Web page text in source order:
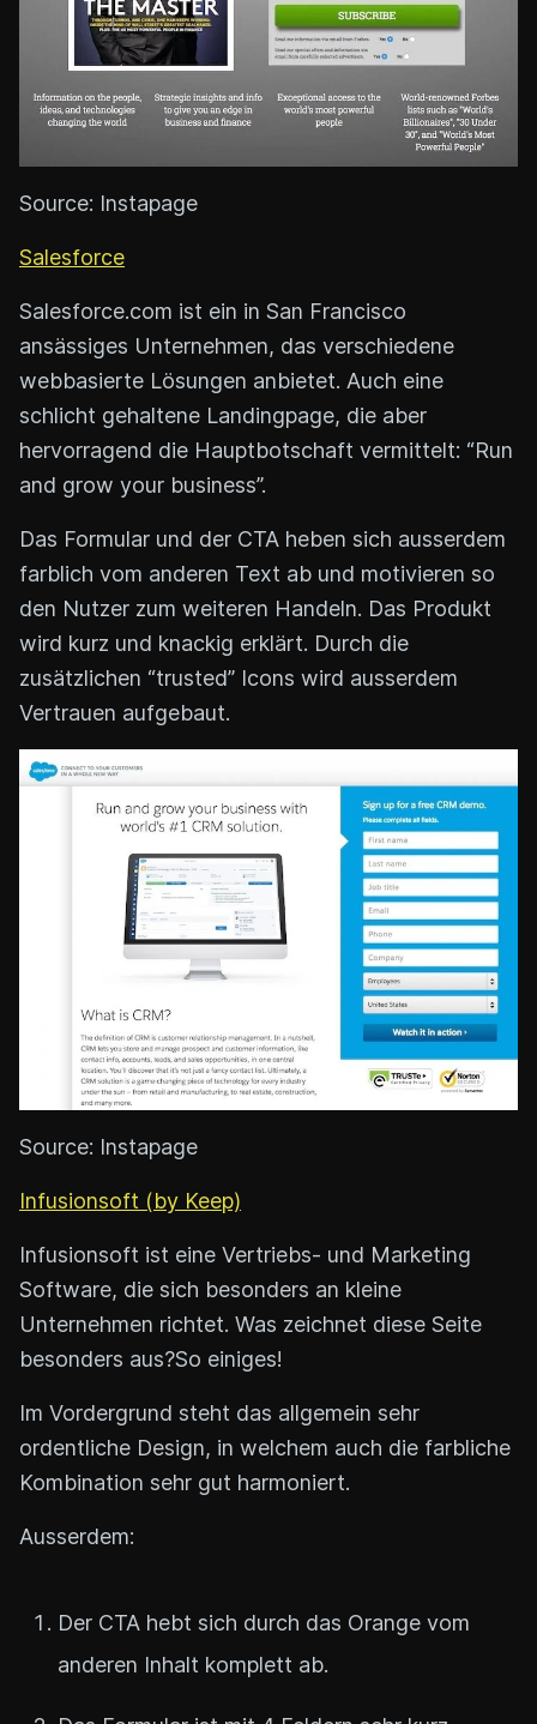
Source: Instapage
Salesforce
Salesforce.com ist ein in San Francisco
ansässiges Unternehmen, das verschiedene
webbasierte Lösungen anbietet. Auch eine
schlicht gehaltene Landingpage, die aber
hervorragend die Hauptbotschaft vermittelt: “Run
and grow your business”.
Das Formular und der CTA heben sich ausserdem
farblich vom anderen Text ab und motivieren so
den Nutzer zum weiteren Handeln. Das Produkt
wird kurz und knackig erklärt. Durch die
zusätzlichen “trusted” Icons wird ausserdem
Vertrauen aufgebaut.
Source: Instapage
Infusionsoft (by Keep)
Infusionsoft ist eine Vertriebs- und Marketing
Software, die sich besonders an kleine
Unternehmen richtet. Was zeichnet diese Seite
besonders aus?So einiges!
Im Vordergrund steht das allgemein sehr
ordentliche Design, in welchem auch die farbliche
Kombination sehr gut harmoniert.
Ausserdem:
Der CTA hebt sich durch das Orange vom
anderen Inhalt komplett ab.